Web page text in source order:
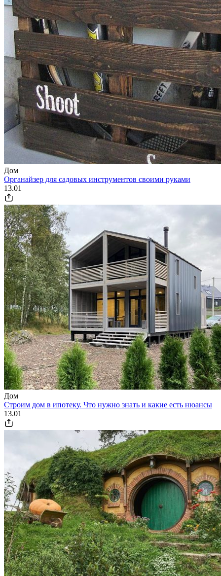
Дом
Органайзер для садовых инструментов своими руками
13.01
Дом
Строим дом в ипотеку. Что нужно знать и какие есть нюансы
13.01